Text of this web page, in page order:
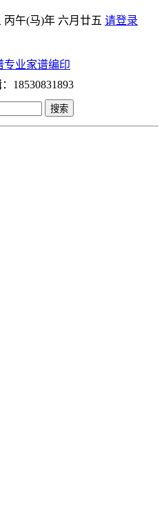
丙午(马)年 六月廿五 请登录
18530831893
搜索